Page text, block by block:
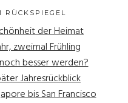
der Heimat
zweimal Frühling
besser werden?
Jahresrückblick
bis San Francisco